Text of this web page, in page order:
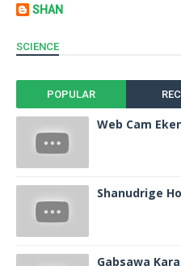
SHAN
SCIENCE
POPULAR
Web Cam
Shanudrige
Gabsawa